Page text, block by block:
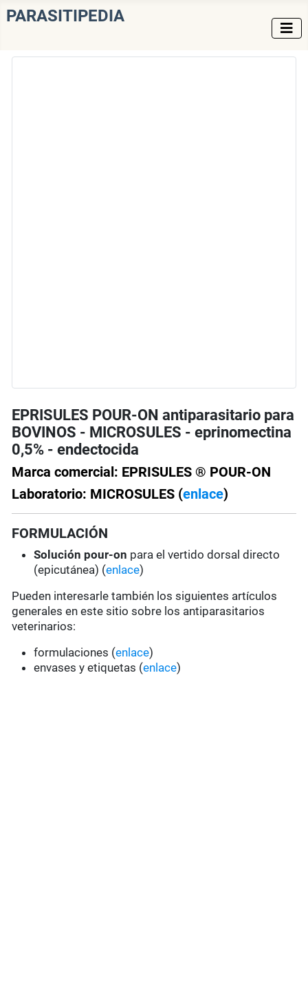
PARASITIPEDIA
EPRISULES POUR-ON antiparasitario para
BOVINOS - MICROSULES - eprinomectina
0,5% - endectocida
Marca comercial: EPRISULES ® POUR-ON
Laboratorio: MICROSULES (enlace)
FORMULACIÓN
Solución pour-on para el vertido dorsal directo
(epicutánea) (enlace)
Pueden interesarle también los siguientes artículos
generales en este sitio sobre los antiparasitarios
veterinarios:
formulaciones (enlace)
envases y etiquetas (enlace)